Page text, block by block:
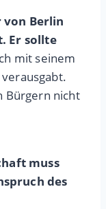
von Berlin
Er sollte
mit seinem
Bürgern nicht
muss
des